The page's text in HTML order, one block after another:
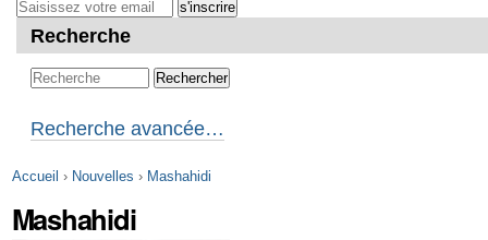
Aller
navigation
Recherche
Recherche avancée…
Accueil › Nouvelles › Mashahidi
Mashahidi